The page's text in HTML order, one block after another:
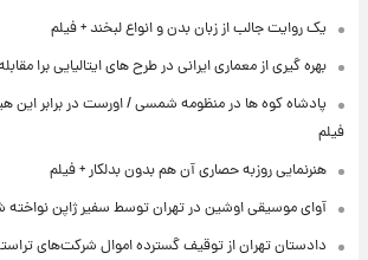
یک روایت جالب از زبان بدن و انواع لبخند + فیلم
بهره گیری از معماری ایرانی در طرح های ایتالیایی برا مقابله
پادشاه کوه ها در منظومه شمسی / اورست در برابر
فیلم
هنرنمایی روزبه حصاری آن هم بدون بدلکار + فیلم
آوای موسیقی اوشین در تهران توسط سفیر ژاپن نواخته
دادستان تهران از توقیف گسترده اموال شرکت‌های